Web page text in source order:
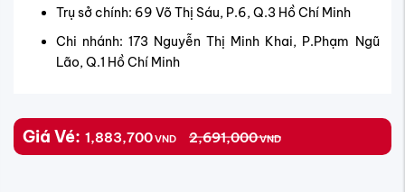
Trụ sở chính: 69 Võ Thị Sáu, P.6, Q.3 Hồ Chí Minh
Chi nhánh: 173 Nguyễn Thị Minh Khai, P.Phạm Ngũ
Lão, Q.1 Hồ Chí Minh
Giá Vé: 1,883,700VND 2,691,000VND